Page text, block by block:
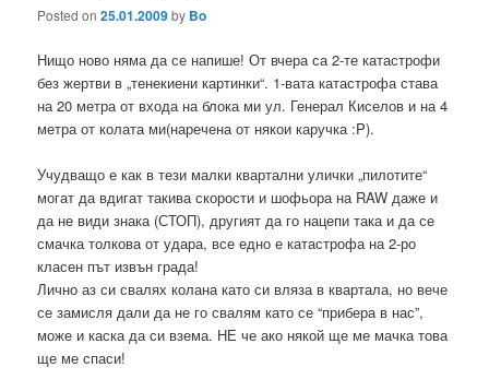
Posted on25.01.2009by Bo
Нищо ново няма да се напише! От вчера са 2-те катастрофи
без жертви в „тенекиени картинки“. 1-вата катастрофа става
на 20 метра от входа на блока ми ул. Генерал Киселов и на 4
метра от колата ми(наречена от някои каручка :P).
Учудващо е как в тези малки квартални улички „пилотите“
могат да вдигат такива скорости и шофьора на RAW даже и
да не види знака (СТОП), другият да го нацепи така и да се
смачка толкова от удара, все едно е катастрофа на 2-ро
класен път извън града!
Лично аз си свалях колана като си вляза в квартала, но вече
се замисля дали да не го свалям като се “прибера в нас”,
може и каска да си взема. НЕ че ако някой ще ме мачка това
ще ме спаси!